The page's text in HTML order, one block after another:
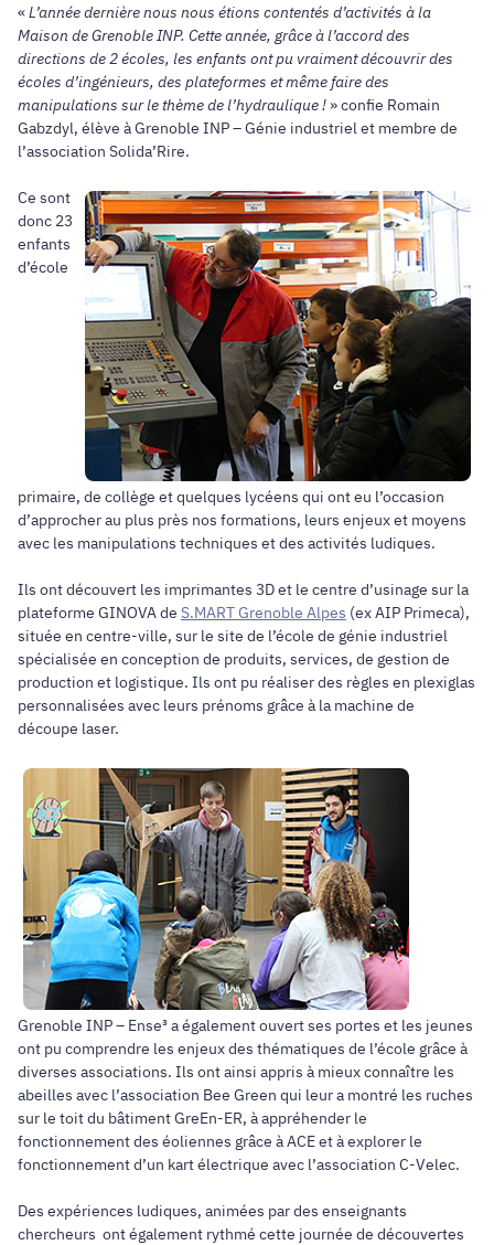
«L’année dernière nous nous étions contentés d’activités à la
Maison de Grenoble INP. Cette année, grâce à l’accord des
directions de 2 écoles, les enfants ont pu vraiment découvrir des
écoles d’ingénieurs, des plateformes et même faire des
manipulations sur le thème de l’hydraulique !» confie Romain
Gabzdyl, élève à Grenoble INP – Génie industriel et membre de
l’association Solida’Rire.
Ce sont
donc 23
enfants
d’école
primaire, de collège et quelques lycéens qui ont eu l’occasion
d’approcher au plus près nos formations, leurs enjeux et moyens
avec les manipulations techniques et des activités ludiques.
Ils ont découvert les imprimantes 3D et le centre d’usinage sur la
plateforme GINOVA de S.MART Grenoble Alpes (ex AIP Primeca),
située en centre-ville, sur le site de l’école de génie industriel
spécialisée en conception de produits, services, de gestion de
production et logistique. Ils ont pu réaliser des règles en plexiglas
personnalisées avec leurs prénoms grâce à la machine de
découpe laser.
Grenoble INP – Ense³ a également ouvert ses portes et les jeunes
ont pu comprendre les enjeux des thématiques de l’école grâce à
diverses associations. Ils ont ainsi appris à mieux connaître les
abeilles avec l’association Bee Green qui leur a montré les ruches
sur le toit du bâtiment GreEn-ER, à appréhender le
fonctionnement des éoliennes grâce à ACE et à explorer le
fonctionnement d’un kart électrique avec l’association C-Velec.
Des expériences ludiques, animées par des enseignants
chercheurs ont également rythmé cette journée de découvertes